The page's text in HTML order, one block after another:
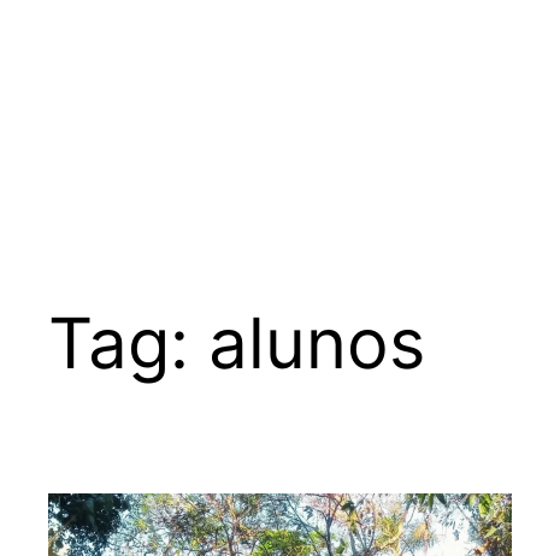
Tag: alunos